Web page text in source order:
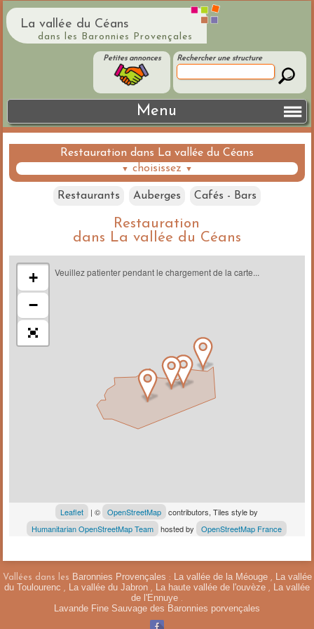
La vallée du Céans
dans les Baronnies Provençales
Rechercher une structure
Petites annonces
Menu
Restauration dans La vallée du Céans
▼ choisissez ▼
Restaurants Auberges Cafés - Bars
Restauration
dans La vallée du Céans
Veuillez patienter pendant le chargement de la carte...
+
−
Leaflet | © OpenStreetMap
contributors, Tiles style by
Humanitarian OpenStreetMap Team
hosted by OpenStreetMap France
Vallées dans les Baronnies Provençales : La vallée de la Méouge,
La vallée
du Toulourenc
La vallée du Jabron La haute vallée de l'ouvèze
La vallée
de l'Ennuye
Lavande Fine Sauvage des Baronnies porvençales